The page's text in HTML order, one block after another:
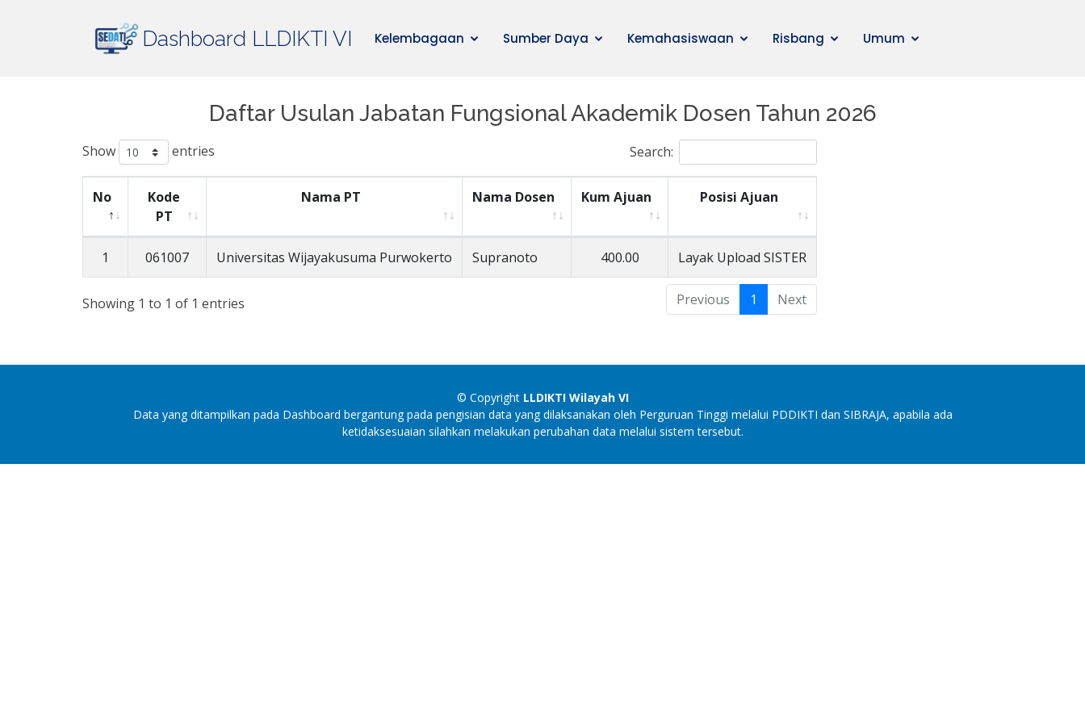
Dashboard LLDIKTI VI Kelembagaan Sumber Daya Kemahasiswaan Risbang Umum
Daftar Usulan Jabatan Fungsional Akademik Dosen Tahun 2026
Show entries Search:
No
Kode
PT
Nama PT Nama Dosen Kum Ajuan Posisi Ajuan
1 061007 Universitas Wijayakusuma Purwokerto Supranoto 400.00 Layak Upload SISTER
Showing 1 to 1 of 1 entries Previous 1 Next
© Copyright LLDIKTI Wilayah VI
Data yang ditampilkan pada Dashboard bergantung pada pengisian data yang dilaksanakan oleh Perguruan Tinggi melalui PDDIKTI dan SIBRAJA, apabila ada
ketidaksesuaian silahkan melakukan perubahan data melalui sistem tersebut.